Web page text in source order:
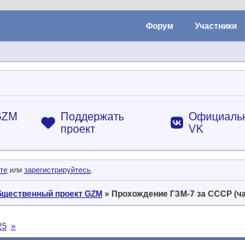
Форум Участники
Поддержать
проект
VK
илизарегистрируйтесь.
проект GZM » Прохождение ГЗМ-7 за СССР
»